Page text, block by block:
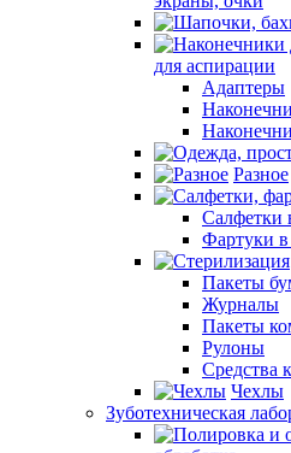
для аспирации
Адаптеры
Разное
Салфетки
Фартуки в
Пакеты
Журналы
Пакеты
Рулоны
Средства
Чехлы
Зуботехническая